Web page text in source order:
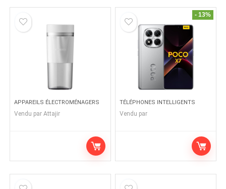
APPAREILS ÉLECTROMÉNAGERS
Vendu par Attajir
- 13%
TÉLÉPHONES INTELLIGENTS
Vendu par